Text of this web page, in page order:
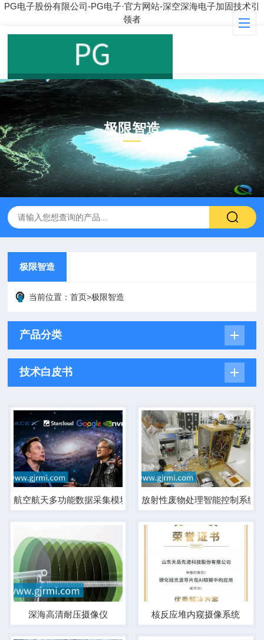
PG电子股份有限公司-PG电子·官方网站-深空深海电子加固技术引
领者
极限智造
PRODUCT
极限智造
当前位置：首页>极限智造
产品分类
技术白皮书
航空航天多功能数据采集模块 放射性废物处理智能控制系统
深海高清耐压摄像仪 核反应堆内窥摄像系统